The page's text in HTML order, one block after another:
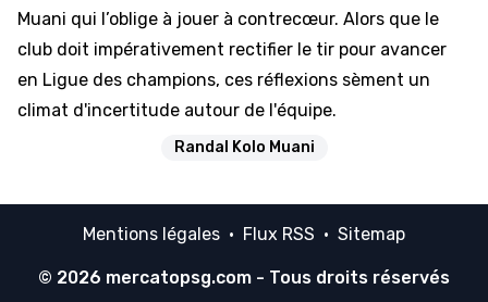
Muani qui l’oblige à jouer à contrecœur. Alors que le
club doit impérativement rectifier le tir pour avancer
en Ligue des champions, ces réflexions sèment un
climat d'incertitude autour de l'équipe.
Randal Kolo Muani
Mentions légales · Flux RSS · Sitemap
© 2026 mercatopsg.com - Tous droits réservés